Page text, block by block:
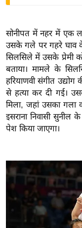
वि
शे
ष
ज्ञ
रा
य
ब
ज
ल
क्रि
के
ट
सोनीपत में नहर में एक
उसके गले पर गहरे घाव
सिलसिले में उसके प्रेमी
बताया। मामले के
हरियाणवी संगीत उद्योग
से हत्या कर दी गई।
मिला, जहां उसका गला
इसराना निवासी
पेश किया जाएगा।